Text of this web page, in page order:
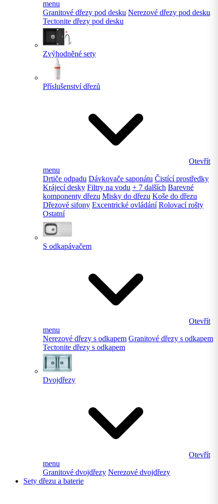
menu
Granitové dřezy pod desku Nerezové dřezy pod desku
Tectonite dřezy pod desku
Zvýhodněné sety
Příslušenství dřezů
Otevřít
menu
Drtiče odpadu Dávkovače saponátu Čistící prostředky
Krájecí desky Filtry na vodu + 7 dalších Barevné
komponenty dřezu Misky do dřezu Koše do dřezu
Dřezové sifony Excentrické ovládání Rolovací rošty
Ostatní
S odkapávačem
Otevřít
menu
Nerezové dřezy s odkapem Granitové dřezy s odkapem
Tectonite dřezy s odkapem
Dvojdřezy
Otevřít
menu
Granitové dvojdřezy Nerezové dvojdřezy
Sety dřezu a baterie